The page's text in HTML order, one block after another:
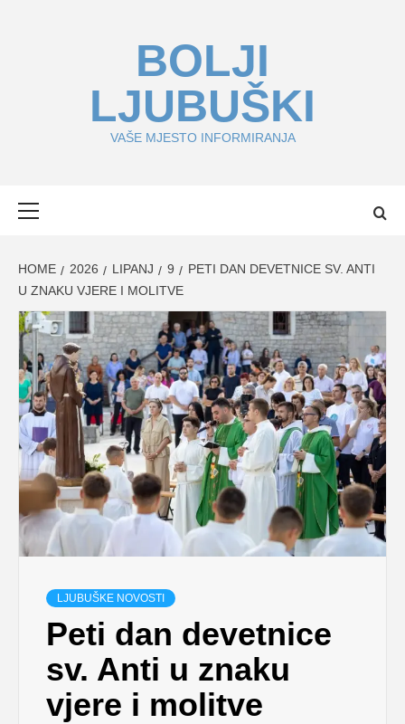
BOLJI
LJUBUŠKI
VAŠE MJESTO INFORMIRANJA
HOME 2026 LIPANJ 9
PETI DAN DEVETNICE SV. ANTI
U ZNAKU VJERE I MOLITVE
LJUBUŠKE NOVOSTI
Peti dan devetnice
sv. Anti u znaku
vjere i molitve